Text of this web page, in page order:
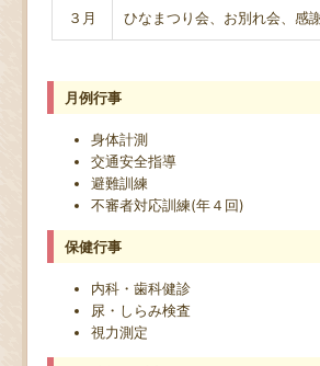
３月 ひなまつり会、お別れ会、感
月例行事
身体計測
交通安全指導
避難訓練
不審者対応訓練(年４回)
保健行事
内科・歯科健診
尿・しらみ検査
視力測定